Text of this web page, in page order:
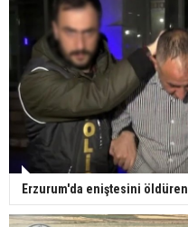
Erzurum'da eniştesini